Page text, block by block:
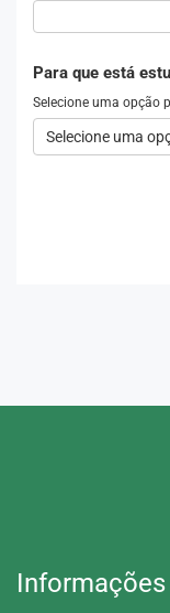
Para que está
Selecione uma opção
Informações